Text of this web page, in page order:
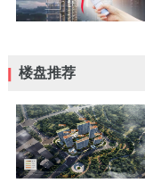
楼盘推荐